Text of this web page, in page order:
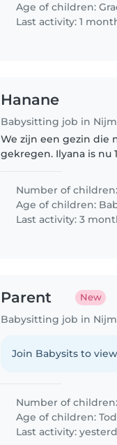
Age of children:
Last activity: 1
Hanane
Babysitting job in
We zijn een gezin die
gekregen. Ilyana is nu
oppas zodat we..
Number of children:
Age of children:
Last activity: 3
Parent New
Babysitting job in
Join Babysits to
Number of children:
Age of children:
Last activity: